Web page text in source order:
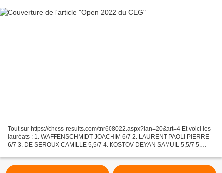
Tout sur https://chess-results.com/tnr608022.aspx?lan=20&art=4 Et voici les
lauréats : 1. WAFFENSCHMIDT JOACHIM 6/7 2. LAURENT-PAOLI PIERRE
6/7 3. DE SEROUX CAMILLE 5,5/7 4. KOSTOV DEYAN SAMUIL 5,5/7 5.